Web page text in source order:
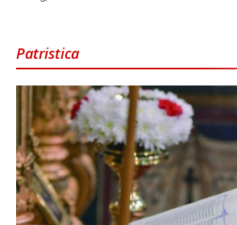
Patristica